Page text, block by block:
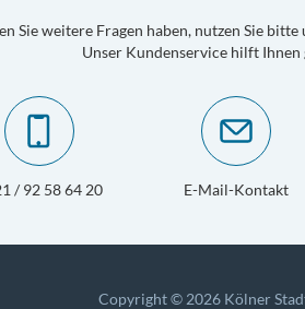
Sie weitere Fragen haben, nutzen Sie
Unser Kundenservice hilft Ihnen
/ 92 58 64 20 E-Mail-Kontakt
Copyright © 2026 Kölner